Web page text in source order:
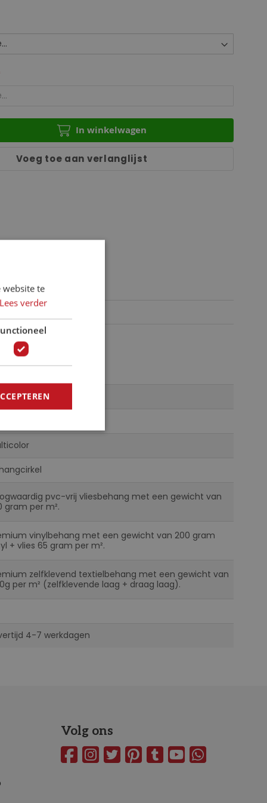
In winkelwagen
Voeg toe aan verlanglijst
pvc-vrij vliesbehang met een gewicht van
gram per m².
vinylbehang met een gewicht van 200 gram
+ vlies 65 gram per m².
zelfklevend textielbehang met een gewicht van
per m² (zelfklevende laag + draag laag).
4-7 werkdagen
Volg ons
website te
Lees verder